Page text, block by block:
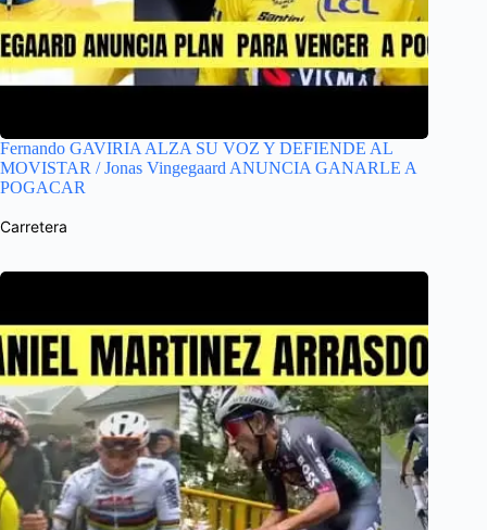
Fernando GAVIRIA ALZA SU VOZ Y DEFIENDE AL
MOVISTAR / Jonas Vingegaard ANUNCIA GANARLE A
POGACAR
Carretera